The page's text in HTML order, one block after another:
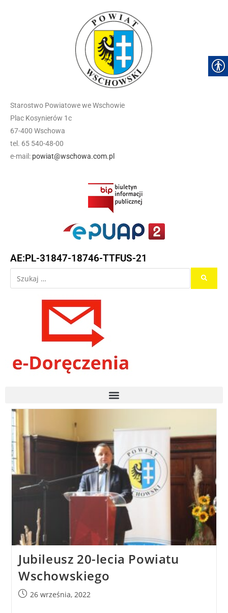
Starostwo Powiatowe we Wschowie
Plac Kosynierów 1c
67-400 Wschowa
tel. 65 540-48-00
e-mail: powiat@wschowa.com.pl
AE:PL-31847-18746-TTFUS-21
Jubileusz 20-lecia Powiatu
Wschowskiego
26 września, 2022